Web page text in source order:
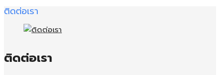
ติดต่อเรา
ติดต่อเรา